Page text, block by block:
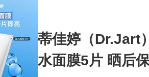
蒂佳婷（Dr.Jart
水面膜5片 晒后